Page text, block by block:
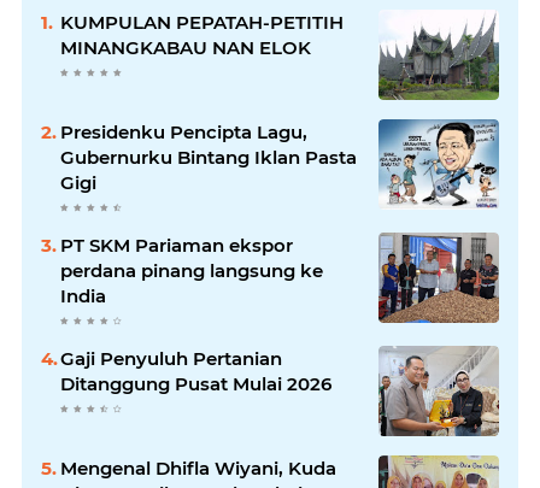
KUMPULAN PEPATAH-PETITIH
MINANGKABAU NAN ELOK
Presidenku Pencipta Lagu,
Gubernurku Bintang Iklan Pasta
Gigi
PT SKM Pariaman ekspor
perdana pinang langsung ke
India
Gaji Penyuluh Pertanian
Ditanggung Pusat Mulai 2026
Mengenal Dhifla Wiyani, Kuda